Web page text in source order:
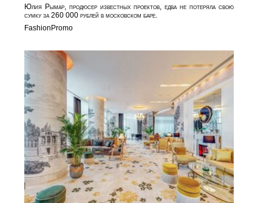
Юлия Рымар, продюсер известных проектов, едва не потеряла свою
сумку за 260 000 рублей в московском баре.
FashionPromo